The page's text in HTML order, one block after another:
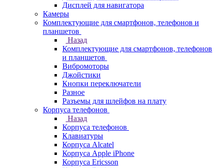
Дисплей для навигатора
Камеры
Комплектующие для смартфонов, телефонов и
планшетов
Назад
Комплектующие для смартфонов, телефонов
и планшетов
Вибромоторы
Джойстики
Кнопки переключатели
Разное
Разъемы для шлейфов на плату
Корпуса телефонов
Назад
Корпуса телефонов
Клавиатуры
Корпуса Alcatel
Корпуса Apple iPhone
Корпуса Ericsson